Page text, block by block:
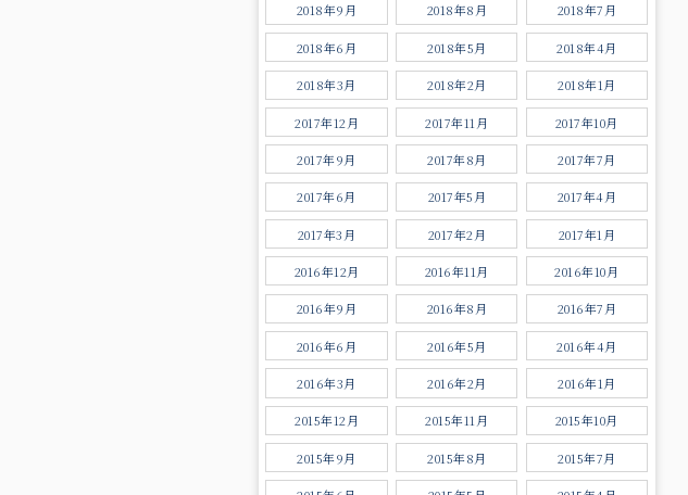
2018年9月 2018年8月 2018年7月
2018年6月 2018年5月 2018年4月
2018年3月 2018年2月 2018年1月
2017年12月 2017年11月 2017年10月
2017年9月 2017年8月 2017年7月
2017年6月 2017年5月 2017年4月
2017年3月 2017年2月 2017年1月
2016年12月 2016年11月 2016年10月
2016年9月 2016年8月 2016年7月
2016年6月 2016年5月 2016年4月
2016年3月 2016年2月 2016年1月
2015年12月 2015年11月 2015年10月
2015年9月 2015年8月 2015年7月